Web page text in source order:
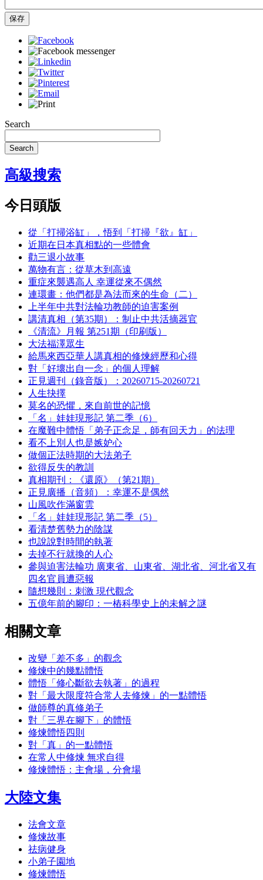
保存
Search
Search
高級搜索
今日頭版
從「打掃浴缸」，悟到「打掃『欲』缸」
近期在日本真相點的一些體會
勸三退小故事
萬物有言：從草木到高遠
重症來襲遇高人 幸運從來不偶然
連環畫：他們都是為法而來的生命（二）
上半年中共對法輪功教師的迫害案例
講清真相（第35期）：制止中共活摘器官
《清流》月報 第251期（印刷版）
大法福澤眾生
給馬來西亞華人講真相的修煉經歷和心得
對「好壞出自一念」的個人理解
正見週刊（錄音版）：20260715-20260721
人生抉擇
莫名的恐懼，來自前世的記憶
「名」娃娃現形記 第二季（6）
在魔難中體悟「弟子正念足，師有回天力」的法理
看不上別人也是嫉妒心
做個正法時期的大法弟子
欲得反失的教訓
真相期刊：《還原》（第21期）
正見廣播（音頻）：幸運不是偶然
山風吹作滿窗雲
「名」娃娃現形記 第二季（5）
看清楚舊勢力的陰謀
也說說對時間的執著
去掉不行就換的人心
參與迫害法輪功 廣東省、山東省、湖北省、河北省又有
四名官員遭惡報
隨想幾則：刺激 現代觀念
五億年前的腳印：一樁科學史上的未解之謎
相關文章
改變「差不多」的觀念
修煉中的幾點體悟
體悟「修心斷欲去執著」的過程
對「最大限度符合常人去修煉」的一點體悟
做師尊的真修弟子
對「三界在腳下」的體悟
修煉體悟四則
對「真」的一點體悟
在常人中修煉 無求自得
修煉體悟：主會場，分會場
大陸文集
法會文章
修煉故事
祛病健身
小弟子園地
修煉體悟